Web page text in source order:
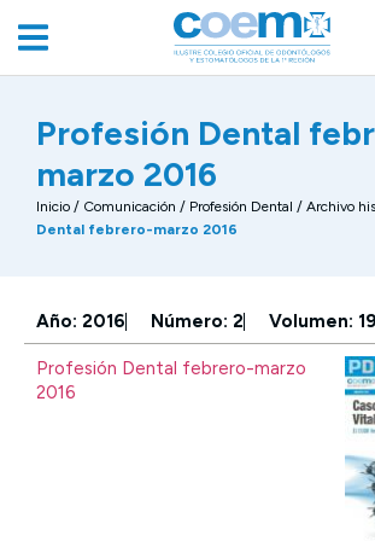
Profesión Dental
marzo 2016
Inicio / Comunicación / Profesión Dental / Archivo
Dental febrero-marzo 2016
Año: 2016 Número: 2 Volumen: 19
Profesión Dental febrero-marzo
2016